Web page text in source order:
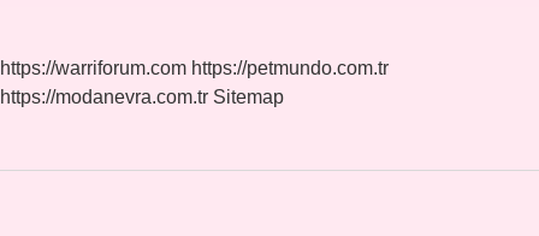
https://warriforum.com https://petmundo.com.tr
https://modanevra.com.tr Sitemap